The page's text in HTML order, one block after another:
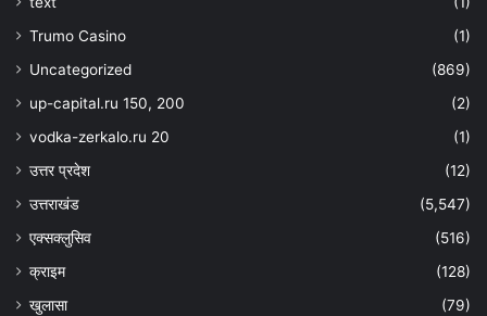
Trumo Casino
(1)
Uncategorized
(869)
up-capital.ru 150, 200
(2)
vodka-zerkalo.ru 20
(1)
उत्तर प्रदेश
(12)
उत्तराखंड
(5,547)
एक्सक्लुसिव
(516)
क्राइम
(128)
खुलासा
(79)